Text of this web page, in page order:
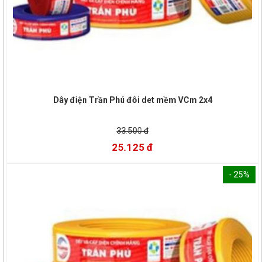
Dây điện Trần Phú đôi det mềm VCm 2x4
33.500 đ
25.125 đ
- 25%